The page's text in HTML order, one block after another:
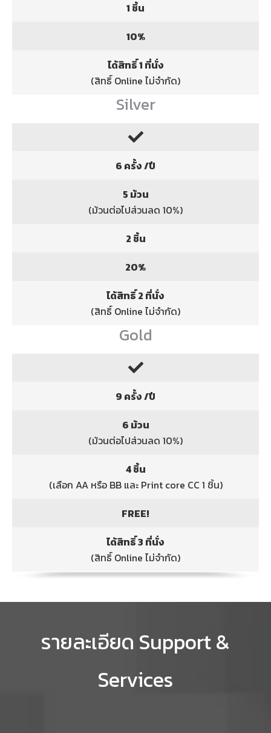
1 ชิ้น
10%
ได้สิทธิ์ 1 ที่นั่ง
(สิทธิ์ Online ไม่จำกัด)
Silver
6 ครั้ง /ปี
5 ม้วน
(ม้วนต่อไปส่วนลด 10%)
2 ชิ้น
20%
ได้สิทธิ์ 2 ที่นั่ง
(สิทธิ์ Online ไม่จำกัด)
Gold
9 ครั้ง /ปี
6 ม้วน
(ม้วนต่อไปส่วนลด 10%)
4 ชิ้น
(เลือก AA หรือ BB และ Print core CC 1 ชิ้น)
FREE!
ได้สิทธิ์ 3 ที่นั่ง
(สิทธิ์ Online ไม่จำกัด)
รายละเอียด Support &
Services